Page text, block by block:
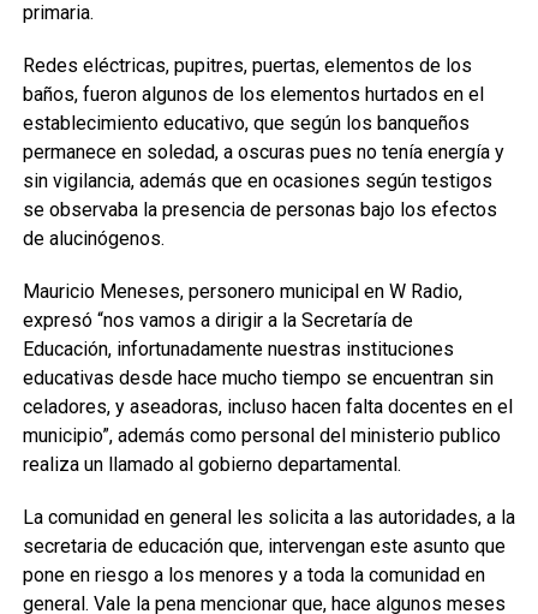
primaria.
Redes eléctricas, pupitres, puertas, elementos de los
baños, fueron algunos de los elementos hurtados en el
establecimiento educativo, que según los banqueños
permanece en soledad, a oscuras pues no tenía energía y
sin vigilancia, además que en ocasiones según testigos
se observaba la presencia de personas bajo los efectos
de alucinógenos.
Mauricio Meneses, personero municipal en W Radio,
expresó “nos vamos a dirigir a la Secretaría de
Educación, infortunadamente nuestras instituciones
educativas desde hace mucho tiempo se encuentran sin
celadores, y aseadoras, incluso hacen falta docentes en el
municipio”, además como personal del ministerio publico
realiza un llamado al gobierno departamental.
La comunidad en general les solicita a las autoridades, a la
secretaria de educación que, intervengan este asunto que
pone en riesgo a los menores y a toda la comunidad en
general. Vale la pena mencionar que, hace algunos meses